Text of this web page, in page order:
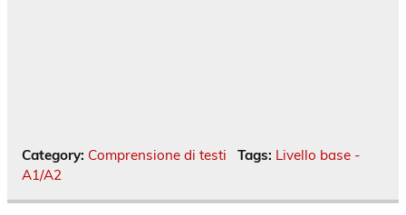
Category: Comprensione di testi Tags: Livello base -
A1/A2